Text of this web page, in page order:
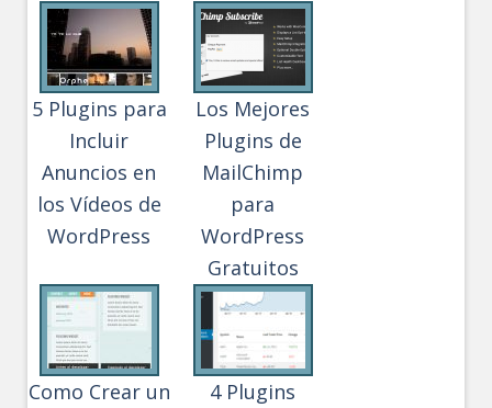
5 Plugins para
Incluir
Anuncios en
los Vídeos de
WordPress
Los Mejores
Plugins de
MailChimp
para
WordPress
Gratuitos
Como Crear un
4 Plugins